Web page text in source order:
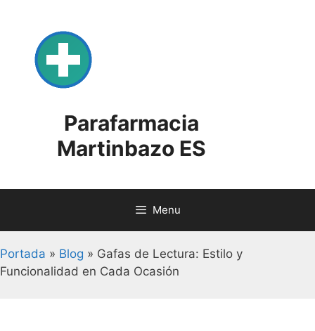
content
Parafarmacia
Martinbazo ES
Menu
Portada » Blog » Gafas de Lectura: Estilo y
Funcionalidad en Cada Ocasión